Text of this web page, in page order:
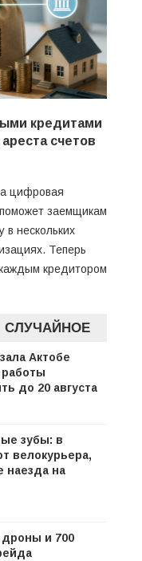
кредитами
счетов
цифровая
заемщикам
в нескольких
Теперь
кредитором
СЛУЧАЙНОЕ
Актобе
работы
до 20 августа
зубы: в
велокурьера,
наезда на
и 700